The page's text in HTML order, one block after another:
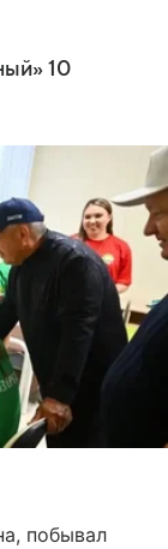
10
побывал